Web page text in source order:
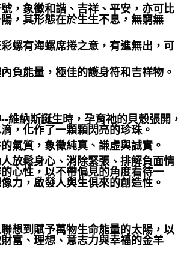
，象徵和諧、吉祥、平安，亦可比
，其形態在於生生不息，無窮無
螺有海螺席捲之意，有進無出，可
負能量，極佳的護身符和吉祥物。
維納斯誕生時，孕育祂的貝殼張開，
，化作了一顆顆閃亮的珍珠。
氣質，象徵純真、謙虛與誠實。
放鬆身心、消除緊張、排解負面情
心性，以不帶偏見的角度看待一
力，啟發人與生俱來的創造性。
想到賦予萬物生命能量的太陽，以
富、理想、意志力與幸福的金羊